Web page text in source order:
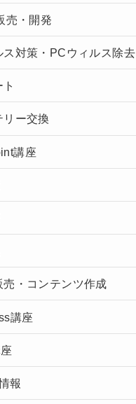
売・開発
ス対策・PCウィルス除去
リー交換
講座
・コンテンツ作成
講座
報